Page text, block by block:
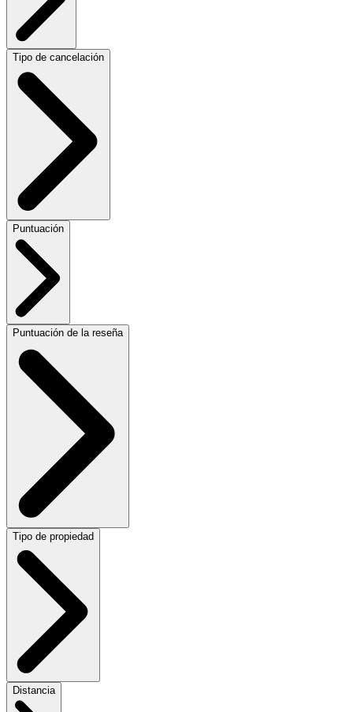
Tipo de cancelación
Puntuación
Puntuación de la reseña
Tipo de propiedad
Distancia